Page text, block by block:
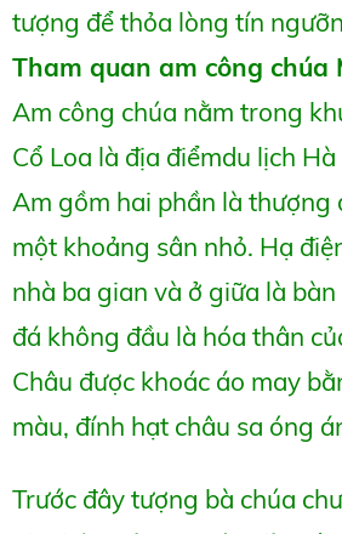
tượng để thỏa lòng tín
Tham quan am công chúa
Am công chúa nằm trong
Cổ Loa là địa điểmdu lịch
Am gồm hai phần là thượng
một khoảng sân nhỏ. Hạ
nhà ba gian và ở giữa là
đá không đầu là hóa thân
Châu được khoác áo may
màu, đính hạt châu sa óng
Trước đây tượng bà chúa